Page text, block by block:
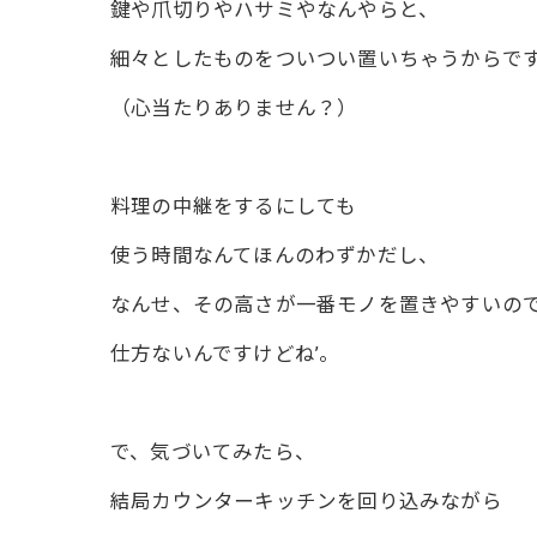
鍵や爪切りやハサミやなんやらと、
細々としたものをついつい置いちゃうからで
（心当たりありません？）
料理の中継をするにしても
使う時間なんてほんのわずかだし、
なんせ、その高さが一番モノを置きやすいの
仕方ないんですけどね’。
で、気づいてみたら、
結局カウンターキッチンを回り込みながら